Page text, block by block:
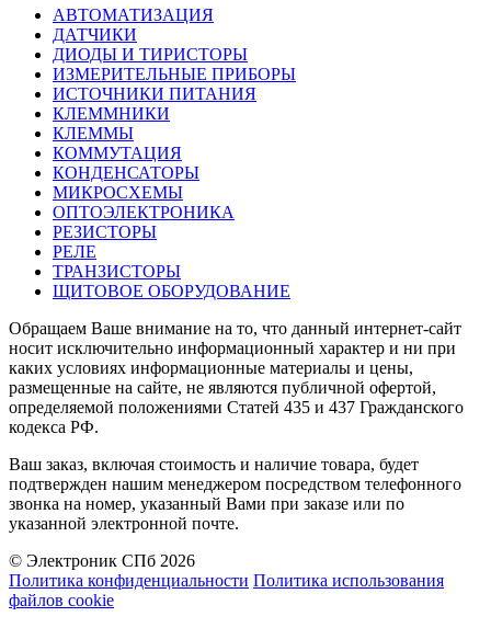
АВТОМАТИЗАЦИЯ
ДАТЧИКИ
ДИОДЫ И ТИРИСТОРЫ
ИЗМЕРИТЕЛЬНЫЕ ПРИБОРЫ
ИСТОЧНИКИ ПИТАНИЯ
КЛЕММНИКИ
КЛЕММЫ
КОММУТАЦИЯ
КОНДЕНСАТОРЫ
МИКРОСХЕМЫ
ОПТОЭЛЕКТРОНИКА
РЕЗИСТОРЫ
РЕЛЕ
ТРАНЗИСТОРЫ
ЩИТОВОЕ ОБОРУДОВАНИЕ
Обращаем Ваше внимание на то, что данный интернет-сайт
носит исключительно информационный характер и ни при
каких условиях информационные материалы и цены,
размещенные на сайте, не являются публичной офертой,
определяемой положениями Статей 435 и 437 Гражданского
кодекса РФ.
Ваш заказ, включая стоимость и наличие товара, будет
подтвержден нашим менеджером посредством телефонного
звонка на номер, указанный Вами при заказе или по
указанной электронной почте.
© Электроник СПб 2026
Политика конфиденциальности Политика использования
файлов cookie